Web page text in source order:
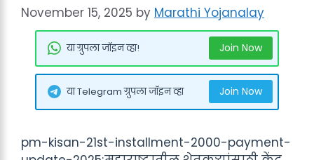
November 15, 2025 by Marathi Yojanalay
या ग्रुपला जॉइन व्हा! Join Now
या Telegram ग्रुपला जॉइन व्हा Join Now
pm-kisan-21st-installment-2000-payment-